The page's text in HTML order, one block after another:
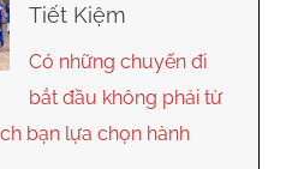
Tiết Kiệm
Có những chuyến đi
bắt đầu không phải từ
bạn lựa chọn hành